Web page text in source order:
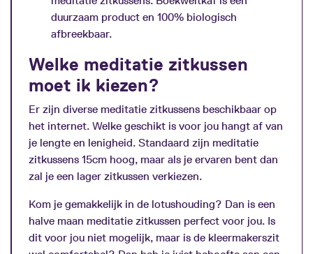
duurzaam product en 100% biologisch
afbreekbaar.
Welke meditatie zitkussen
moet ik kiezen?
Er zijn diverse meditatie zitkussens beschikbaar op
het internet. Welke geschikt is voor jou hangt af van
je lengte en lenigheid. Standaard zijn meditatie
zitkussens 15cm hoog, maar als je ervaren bent dan
zal je een lager zitkussen verkiezen.
Kom je gemakkelijk in de lotushouding? Dan is een
halve maan meditatie zitkussen perfect voor jou. Is
dit voor jou niet mogelijk, maar is de kleermakerszit